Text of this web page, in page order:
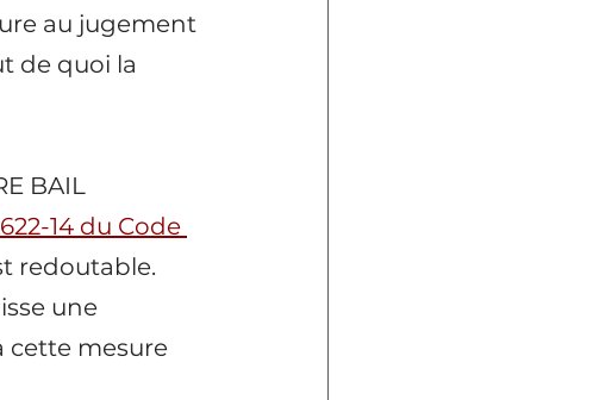
au jugement
de quoi la
BAIL
14 du Code
redoutable.
une
cette mesure